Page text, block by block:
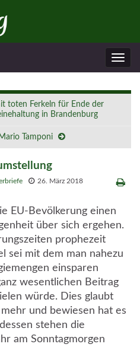
toten Ferkeln für Ende der
in Brandenburg
Tamponi
26. März 2018
EU-Bevölkerung einen
über sich ergehen.
prophezeit
sei mit dem man nahezu
einsparen
wesentlichen Beitrag
würde. Dies glaubt
und bewiesen hat es
stehen die
am Sonntagmorgen